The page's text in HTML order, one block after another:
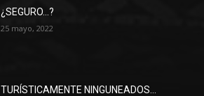
¿SEGURO…?
25 mayo, 2022
TURÍSTICAMENTE NINGUNEADOS…